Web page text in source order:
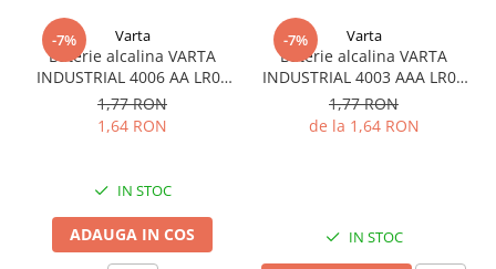
-7% Varta
Baterie alcalina VARTA
INDUSTRIAL 4006 AA LR06
1.5V bulk
1,77 RON
1,64 RON
IN STOC
ADAUGA IN COS
-7% Varta
Baterie alcalina VARTA
INDUSTRIAL 4003 AAA LR03
1.5V
1,77 RON
de la 1,64 RON
IN STOC